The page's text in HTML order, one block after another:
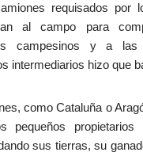
requisados por
al campo para
campesinos y a las
intermediarios hizo que
como Cataluña o
pequeños
sus tierras, su